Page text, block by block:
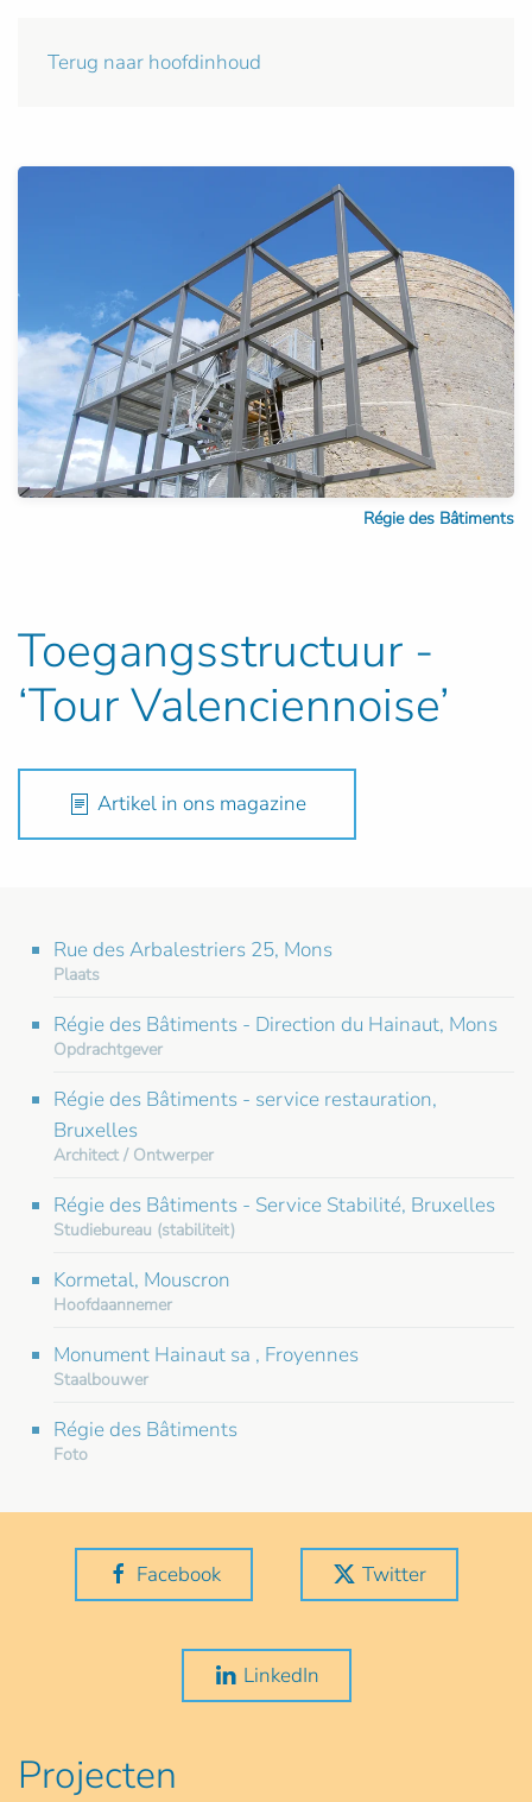
Terug naar hoofdinhoud
Régie des Bâtiments
Toegangsstructuur -
‘Tour Valenciennoise’
Artikel in ons magazine
Rue des Arbalestriers 25, Mons
Plaats
Régie des Bâtiments - Direction du Hainaut, Mons
Opdrachtgever
Régie des Bâtiments - service restauration,
Bruxelles
Architect / Ontwerper
Régie des Bâtiments - Service Stabilité, Bruxelles
Studiebureau (stabiliteit)
Kormetal, Mouscron
Hoofdaannemer
Monument Hainaut sa , Froyennes
Staalbouwer
Régie des Bâtiments
Foto
Facebook Twitter
LinkedIn
Projecten